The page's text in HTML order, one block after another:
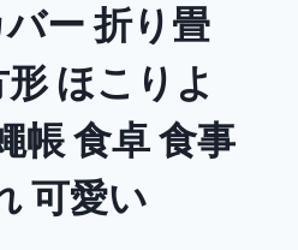
ー 折り畳
ほこりよ
帳 食卓 食事
可愛い